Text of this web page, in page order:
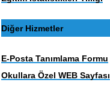
Diğer Hizmetler
E-Posta Tanımlama Formu
Okullara Özel WEB Sayfası